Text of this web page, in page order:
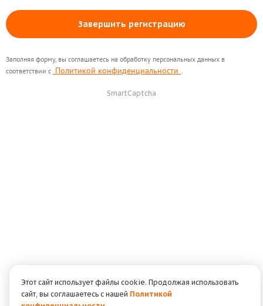
Этот сайт использует файлы cookie. Продолжая использовать
сайт, вы соглашаетесь с нашей Политикой
Завершить регистрацию
Заполняя форму, вы соглашаетесь на обработку персональных данных в
соответствии с Политикой конфиденциальности
SmartCaptcha